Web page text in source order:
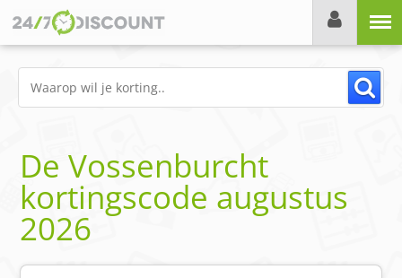
De Vossenburcht
kortingscode augustus
2026